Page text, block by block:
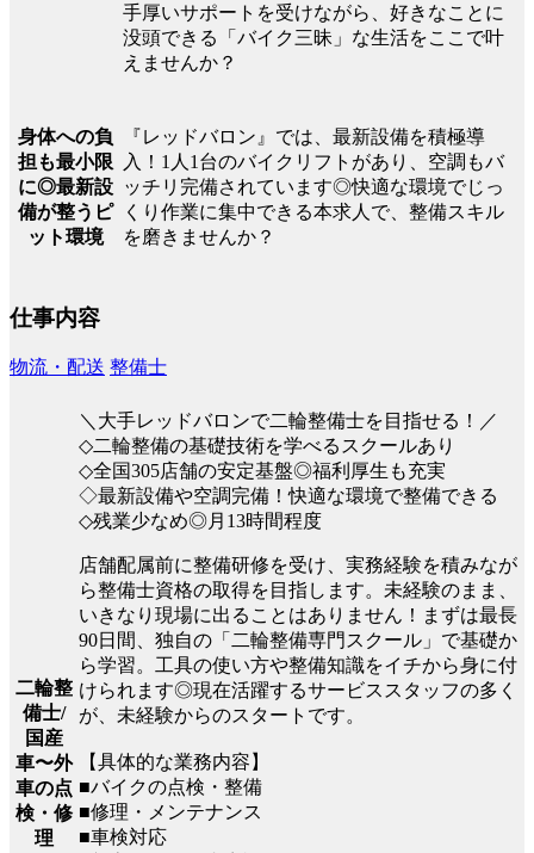
手厚いサポートを受けながら、好きなことに
没頭できる「バイク三昧」な生活をここで叶
えませんか？
身体への負
担も最小限
に◎最新設
備が整うピ
ット環境
『レッドバロン』では、最新設備を積極導
入！1人1台のバイクリフトがあり、空調もバ
ッチリ完備されています◎快適な環境でじっ
くり作業に集中できる本求人で、整備スキル
を磨きませんか？
仕事内容
物流・配送 整備士
二輪整
備士/
国産
車〜外
車の点
検・修
理
＼大手レッドバロンで二輪整備士を目指せる！／
◇二輪整備の基礎技術を学べるスクールあり
◇全国305店舗の安定基盤◎福利厚生も充実
◇最新設備や空調完備！快適な環境で整備できる
◇残業少なめ◎月13時間程度
店舗配属前に整備研修を受け、実務経験を積みなが
ら整備士資格の取得を目指します。未経験のまま、
いきなり現場に出ることはありません！まずは最長
90日間、独自の「二輪整備専門スクール」で基礎か
ら学習。工具の使い方や整備知識をイチから身に付
けられます◎現在活躍するサービススタッフの多く
が、未経験からのスタートです。
【具体的な業務内容】
■バイクの点検・整備
■修理・メンテナンス
■車検対応